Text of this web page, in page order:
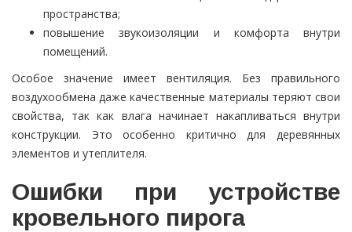
пространства;
повышение звукоизоляции и комфорта внутри
помещений.
Особое значение имеет вентиляция. Без правильного
воздухообмена даже качественные материалы теряют свои
свойства, так как влага начинает накапливаться внутри
конструкции. Это особенно критично для деревянных
элементов и утеплителя.
Ошибки при устройстве
кровельного пирога